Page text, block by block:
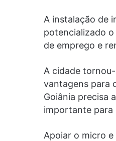
A instalação de
potencializado
de emprego e
A cidade
vantagens para
Goiânia precisa
importante para
Apoiar o micro